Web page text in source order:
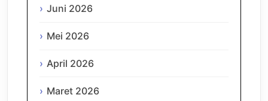
Juni 2026
Mei 2026
April 2026
Maret 2026